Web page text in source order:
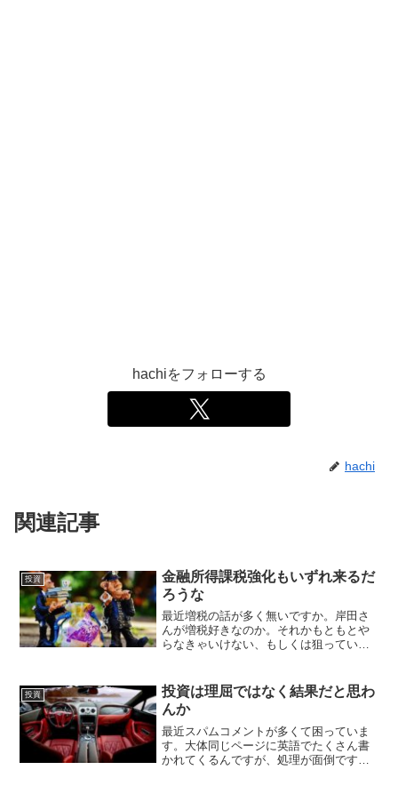
hachiをフォローする
hachi
関連記事
投資
金融所得課税強化もいずれ来るだ
ろうな
最近増税の話が多く無いですか。岸田さ
んが増税好きなのか。それかもともとや
らなきゃいけない、もしくは狙っていた
きはありませんが、金融所得課税の引き
上げもちょいちょい話題に...
投資
投資は理屈ではなく結果だと思わ
んか
最近スパムコメントが多くて困っていま
す。大体同じページに英語でたくさん書
かれてくるんですが、処理が面倒です。